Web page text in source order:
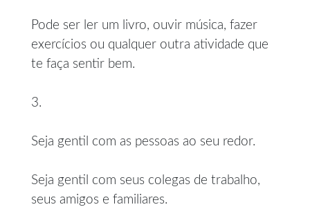
Pode ser ler um livro, ouvir música, fazer
exercícios ou qualquer outra atividade que
te faça sentir bem.
3.
Seja gentil com as pessoas ao seu redor.
Seja gentil com seus colegas de trabalho,
seus amigos e familiares.